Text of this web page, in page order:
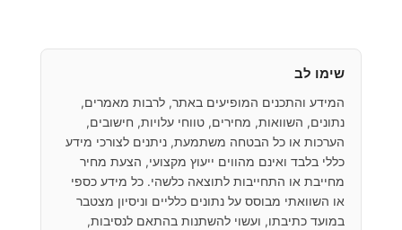
שימו לב
המידע והתכנים המופיעים באתר, לרבות מאמרים,
נתונים, השוואות, מחירים, טווחי עלויות, חישובים,
הערכות או כל הבטחה משתמעת, ניתנים לצורכי מידע
כללי בלבד ואינם מהווים ייעוץ מקצועי, הצעת מחיר
מחייבת או התחייבות לתוצאה כלשהי. כל מידע כספי
או השוואתי מבוסס על נתונים כלליים וניסיון מצטבר
במועד כתיבתו, ועשוי להשתנות בהתאם לנסיבות,